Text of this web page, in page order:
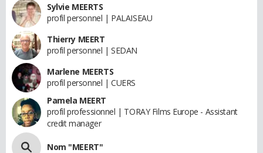
Sylvie MEERTS
profil personnel | PALAISEAU
Thierry MEERT
profil personnel | SEDAN
Marlene MEERTS
profil personnel | CUERS
Pamela MEERT
profil professionnel | TORAY Films Europe - Assistant
credit manager
Nom "MEERT"